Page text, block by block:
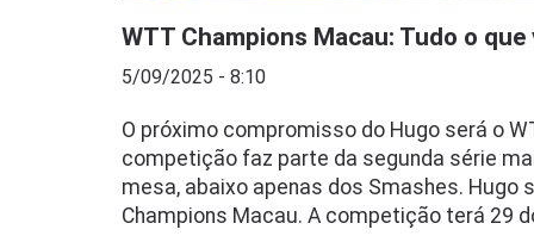
WTT Champions Macau: Tudo o
5/09/2025 - 8:10
O próximo compromisso do Hugo será o
competição faz parte da segunda série
mesa, abaixo apenas dos Smashes. Hugo
Champions Macau. A competição terá 29